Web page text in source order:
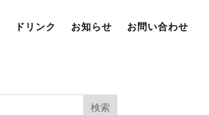
ドリンク お知らせ お問い合わせ
検索